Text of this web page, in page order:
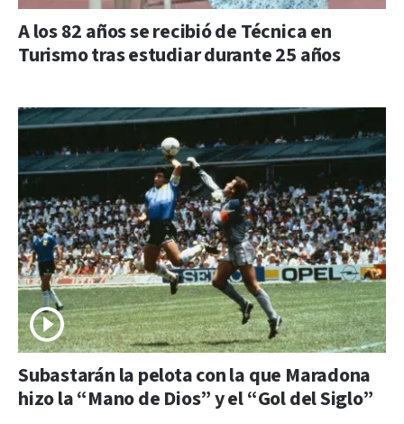
A los 82 años se recibió de Técnica en
Turismo tras estudiar durante 25 años
Subastarán la pelota con la que Maradona
hizo la “Mano de Dios” y el “Gol del Siglo”